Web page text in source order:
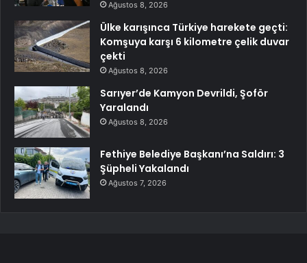
Ağustos 8, 2026
Ülke karışınca Türkiye harekete geçti:
Komşuya karşı 6 kilometre çelik duvar
çekti
Ağustos 8, 2026
Sarıyer’de Kamyon Devrildi, Şoför
Yaralandı
Ağustos 8, 2026
Fethiye Belediye Başkanı’na Saldırı: 3
Şüpheli Yakalandı
Ağustos 7, 2026